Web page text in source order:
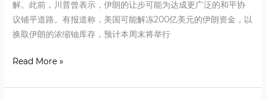
解。此前，川普曾表示，伊朗的让步可能为达成更广泛的和平协
议铺平道路。有报道称，美国可能解冻200亿美元的伊朗资金，以
换取伊朗的浓缩铀库存，预计本周末将举行
Read More »